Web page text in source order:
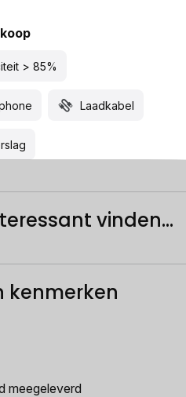
> 85%
Laadkabel
vinden...
kenmerken
meegeleverd